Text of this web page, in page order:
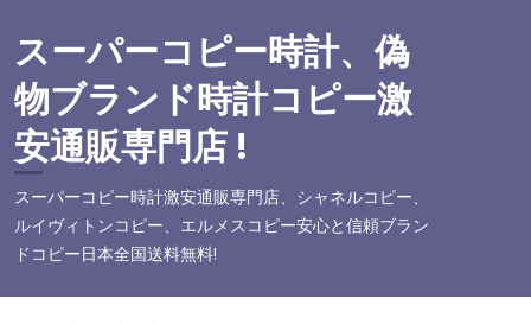
テ
ン
ツ
へ
スーパーコピー時計、偽
物ブランド時計コピー激
安通販専門店 !
スーパーコピー時計激安通販専門店、シャネルコピー、
ルイヴィトンコピー、エルメスコピー安心と信頼ブラン
ドコピー日本全国送料無料!